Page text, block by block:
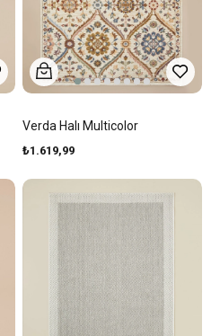
Verda Halı Multicolor
₺1.619,99